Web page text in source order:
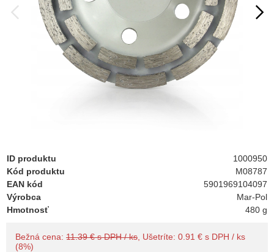
ID produktu
1000950
Kód produktu
M08787
EAN kód
5901969104097
Výrobca
Mar-Pol
Hmotnosť
480 g
Bežná cena: 11.39 € s DPH / ks , Ušetríte: 0.91 € s DPH / ks
(8%)